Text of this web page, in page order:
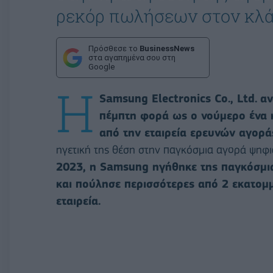
ρεκόρ πωλήσεων στον
Πρόσθεσε το BusinessNews
στα αγαπημένα σου στη
Google
Η Samsung Electronics Co., Ltd.
πέμπτη φορά ως ο νούμερο ένα
από την εταιρεία ερευνών
ηγετική της θέση στην παγκόσμια αγορά
2023, η Samsung ηγήθηκε της
και πούλησε περισσότερες από 2
εταιρεία.